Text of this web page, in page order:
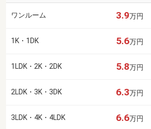
ワンルーム 3.9万円
1K・1DK 5.6万円
1LDK・2K・2DK 5.8万円
2LDK・3K・3DK 6.3万円
3LDK・4K・4LDK 6.6万円